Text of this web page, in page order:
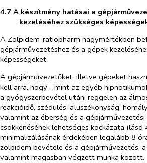
4.7 A készítmény hatásai a
kezeléséhez szükséges
A Zolpidem-ratiopharm nagymértékben
gépjárművezetéshez és a gépek
képességeket.
A gépjárművezetőket, illetve gépeket
kell arra, hogy - mint az egyéb
a gyógyszerbevétel utáni reggelen az
reakcióidő, szédülés, aluszékonyság,
valamint az éberség és a gépjárművezetési
csökkenésének lehetséges kockázata
minimalizálásának érdekében legalább 8
zolpidem bevétele és a gépjárművezetés,
valamint magasban végzett munka között.